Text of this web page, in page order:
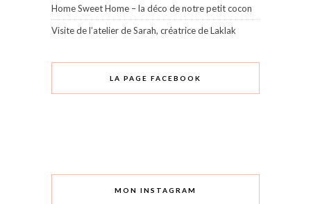
Home Sweet Home – la déco de notre petit cocon
Visite de l’atelier de Sarah, créatrice de Laklak
LA PAGE FACEBOOK
MON INSTAGRAM